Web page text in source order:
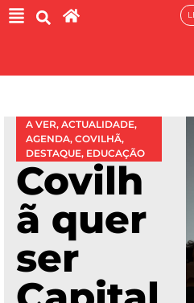
A VER, ACTUALIDADE,
AGENDA, COVILHÃ,
DESTAQUE, EDUCAÇÃO
Covilh
ã quer
ser